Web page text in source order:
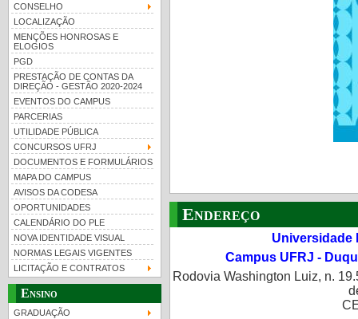
CONSELHO
LOCALIZAÇÃO
MENÇÕES HONROSAS E
ELOGIOS
PGD
PRESTAÇÃO DE CONTAS DA
DIREÇÃO - GESTÃO 2020-2024
EVENTOS DO CAMPUS
PARCERIAS
UTILIDADE PÚBLICA
CONCURSOS UFRJ
DOCUMENTOS E FORMULÁRIOS
MAPA DO CAMPUS
AVISOS DA CODESA
OPORTUNIDADES
CALENDÁRIO DO PLE
NOVA IDENTIDADE VISUAL
NORMAS LEGAIS VIGENTES
LICITAÇÃO E CONTRATOS
Ensino
GRADUAÇÃO
Endereço
Universidade
Campus UFRJ -
Rodovia Washington Luiz, n.
UFRJ 100 anos